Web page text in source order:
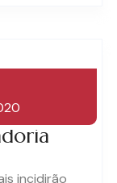
incidirão